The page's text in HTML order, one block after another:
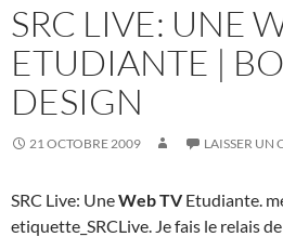
SRC LIVE: UNE
ETUDIANTE |
DESIGN
21 OCTOBRE 2009 LAISSER UN
SRC Live: UneWeb TVEtudiante.
etiquette_SRCLive. Je fais le relais